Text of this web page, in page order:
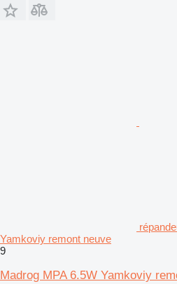
Yamkoviy remont neuve
9
Madrog MPA 6.5W Yamkoviy